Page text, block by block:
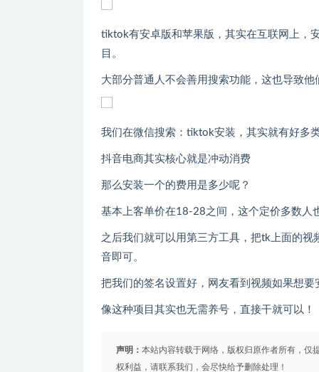
tiktok有安卓版和苹果版，其实在互联网上，
目。
大部分普通人不会善用搜索功能，这也导致他
我们在微信搜索：tiktok安装，其实就有好多
抖音电商其实核心就是冲动消费
那么安装一个的费用是多少呢？
基本上客单价在18-28之间，这个定价多数人
之后我们就可以用第三方工具，把tk上面的
音即可。
把我们的签名设置好，网友看到视频如果想要
像这种项目其实也无需养号，直接干就可以！
声明： 本站内容转载于网络，版权归原作者所有，仅
权利益，请联系我们，会尽快给予删除处理！